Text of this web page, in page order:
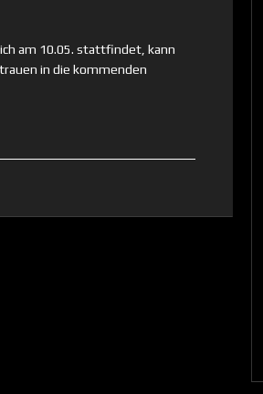
am 10.05. stattfindet, kann
in die kommenden